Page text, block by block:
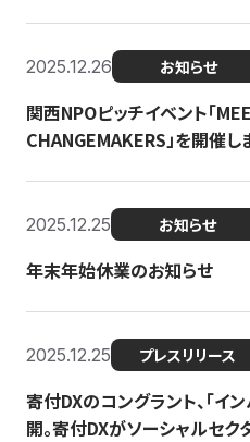
2025.12.26 お知らせ
関西NPOピッチイベント「
CHANGEMAKERS」を開催し
2025.12.25 お知らせ
年末年始休業のお知らせ
2025.12.25 プレスリリース
寄付DXのコングラント、「イ
開。寄付DXがソーシャルセ